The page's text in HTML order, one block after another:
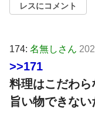
レスにコメント
174: 名無しさん
>>171
料理はこだわら
旨い物できない